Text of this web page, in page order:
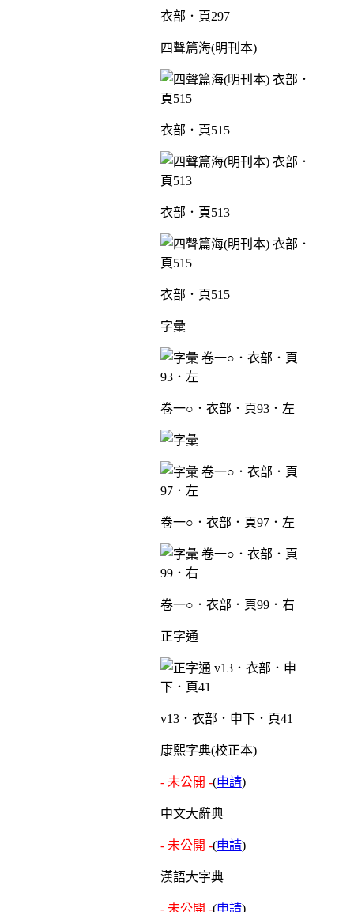
衣部．頁297
四聲篇海(明刊本)
衣部．頁515
衣部．頁513
衣部．頁515
字彙
卷一○．衣部．頁93．左
卷一○．衣部．頁97．左
卷一○．衣部．頁99．右
正字通
v13．衣部．申下．頁41
康熙字典(校正本)
- 未公開 -(申請)
中文大辭典
- 未公開 -(申請)
漢語大字典
- 未公開 -(申請)